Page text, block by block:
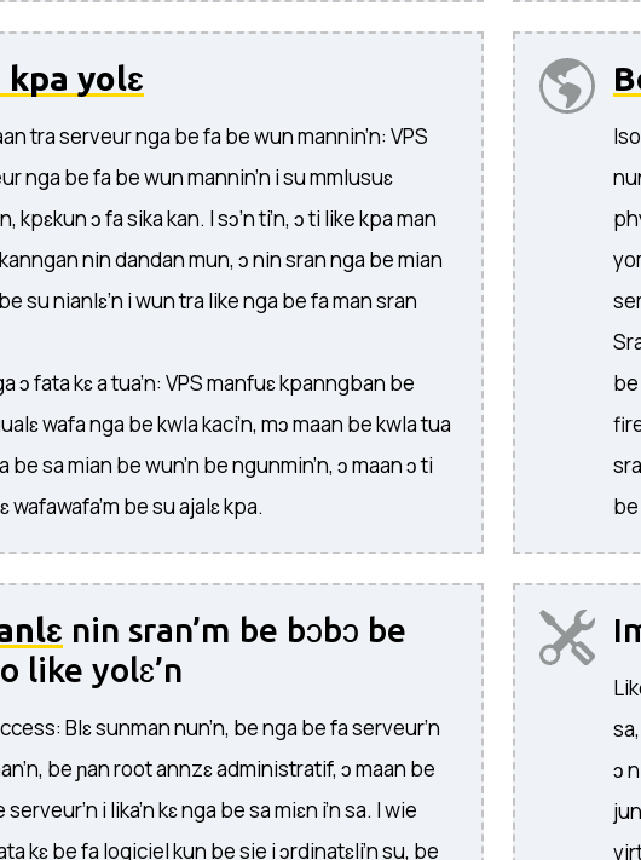
kpa yolɛ
tra serveur nga be fa be wun mannin’n: VPS
nga be fa be wun mannin’n i su mmlusuɛ
kpɛkun ɔ fa sika kan. I sɔ’n ti’n, ɔ ti like kpa man
nin dandan mun, ɔ nin sran nga be mian
su nianlɛ’n i wun tra like nga be fa man sran
ɔ fata kɛ a tua’n: VPS manfuɛ kpanngban be
wafa nga be kwla kaci’n, mɔ maan be kwla tua
be sa mian be wun’n be ngunmin’n, ɔ maan ɔ ti
wafawafa’m be su ajalɛ kpa.
nin sran’m be bɔbɔ be
like yolɛ’n
Blɛ sunman nun’n, be nga be fa serveur’n
be ɲan root annzɛ administratif, ɔ maan be
i lika’n kɛ nga be sa miɛn i’n sa. I wie
kɛ be fa logiciel kun be sie i ɔrdinatɛli’n su, be
ɔ